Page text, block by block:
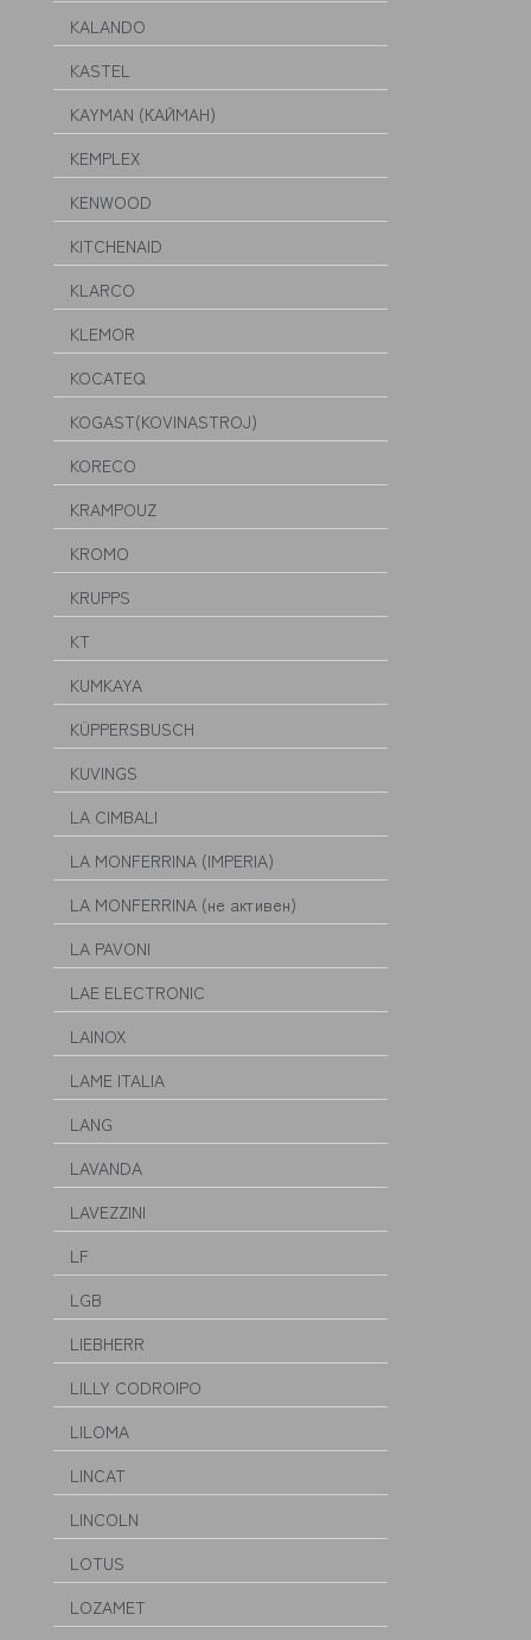
KALANDO
KASTEL
KAYMAN (КАЙМАН)
KEMPLEX
KENWOOD
KITCHENAID
KLARCO
KLEMOR
KOCATEQ
KOGAST(KOVINASTROJ)
KORECO
KRAMPOUZ
KROMO
KRUPPS
KT
KUMKAYA
KÜPPERSBUSCH
KUVINGS
LA CIMBALI
LA MONFERRINA (IMPERIA)
LA MONFERRINA (не активен)
LA PAVONI
LAE ELECTRONIC
LAINOX
LAME ITALIA
LANG
LAVANDA
LAVEZZINI
LF
LGB
LIEBHERR
LILLY CODROIPO
LILOMA
LINCAT
LINCOLN
LOTUS
LOZAMET